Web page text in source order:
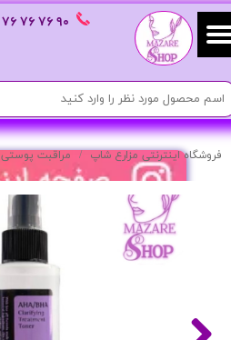
حساب کاربری من
تغییر گذر واژه
سفارشات
خروج از حساب کاربری
٩٠ ٧۶ ٧۶ ٧۶
فروشگاه اینترنتی مزارع شاپ مراقبت پوستی